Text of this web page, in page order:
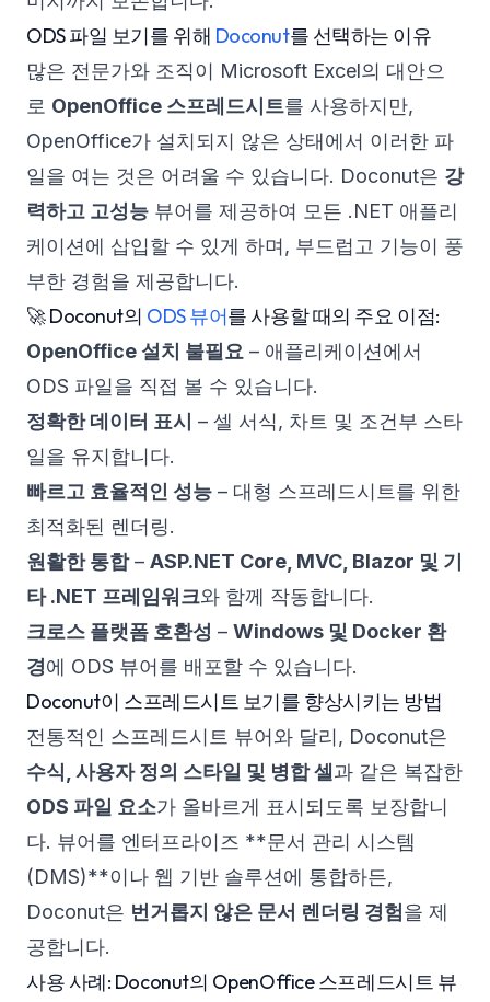
ODS 파일 보기를 위해 Doconut를 선택하는 이유
많은 전문가와 조직이 Microsoft Excel의 대안으
로 OpenOffice 스프레드시트를 사용하지만,
OpenOffice가 설치되지 않은 상태에서 이러한 파
일을 여는 것은 어려울 수 있습니다. Doconut은 강
력하고 고성능 뷰어를 제공하여 모든 .NET 애플리
케이션에 삽입할 수 있게 하며, 부드럽고 기능이 풍
부한 경험을 제공합니다.
🚀 Doconut의 ODS 뷰어를 사용할 때의 주요 이점:
OpenOffice 설치 불필요 – 애플리케이션에서
ODS 파일을 직접 볼 수 있습니다.
정확한 데이터 표시 – 셀 서식, 차트 및 조건부 스타
일을 유지합니다.
빠르고 효율적인 성능 – 대형 스프레드시트를 위한
최적화된 렌더링.
원활한 통합– ASP.NET Core, MVC, Blazor 및 기
타 .NET 프레임워크와 함께 작동합니다.
크로스 플랫폼 호환성 – Windows 및 Docker 환
경에 ODS 뷰어를 배포할 수 있습니다.
Doconut이 스프레드시트 보기를 향상시키는 방법
전통적인 스프레드시트 뷰어와 달리, Doconut은
수식, 사용자 정의 스타일 및 병합 셀과 같은 복잡한
ODS 파일 요소가 올바르게 표시되도록 보장합니
다. 뷰어를 엔터프라이즈 **문서 관리 시스템
(DMS)**이나 웹 기반 솔루션에 통합하든,
Doconut은 번거롭지 않은 문서 렌더링 경험을 제
공합니다.
사용 사례: Doconut의 OpenOffice 스프레드시트 뷰